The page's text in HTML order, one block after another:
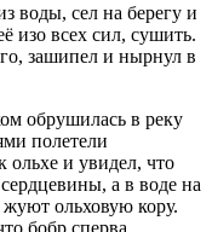
воды, сел на берегу и
изо всех сил, сушить.
зашипел и нырнул в
обрушилась в реку
полетели
и увидел, что
а в воде на
ольховую кору.
бобр сперва